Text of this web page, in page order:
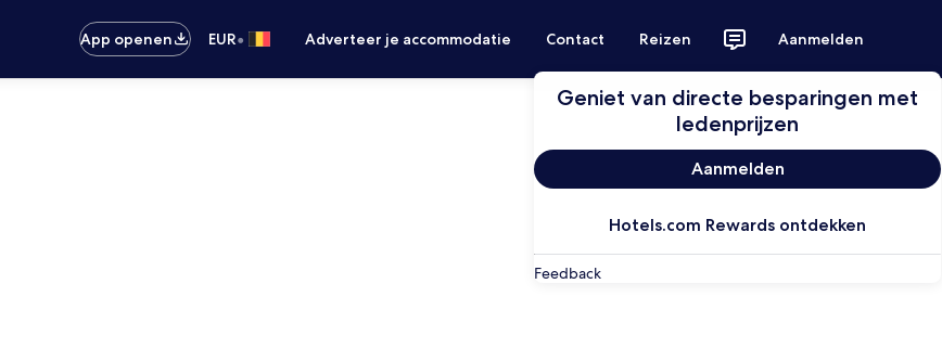
App openen
EUR• Adverteer je accommodatie Contact Reizen Aanmelden
Geniet van directe besparingen met
ledenprijzen
Aanmelden
Hotels.com Rewards ontdekken
Feedback